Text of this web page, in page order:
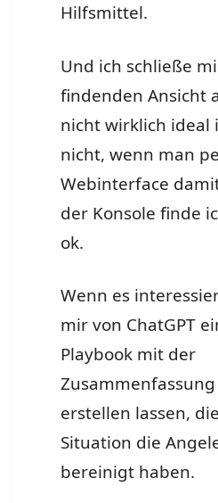
Hilfsmittel.
Und ich schließe
findenden Ansicht
nicht wirklich ideal
nicht, wenn man
Webinterface
der Konsole finde
ok.
Wenn es
mir von ChatGPT
Playbook mit der
erstellen lassen,
Situation die
bereinigt haben.